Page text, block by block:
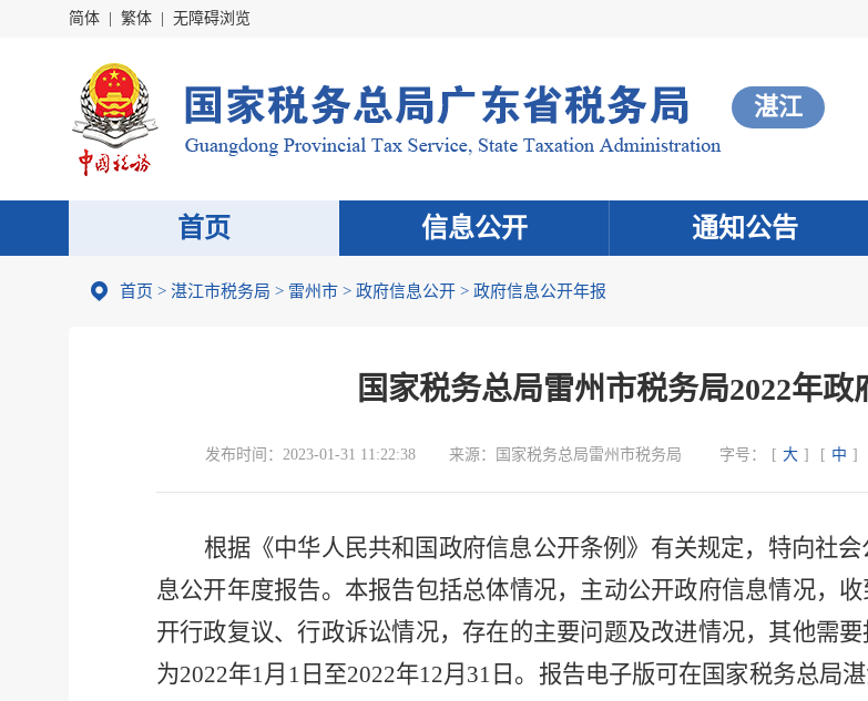
简体 繁体 无障碍浏览
湛江
首页 信息公开 通知公告
首页 > 湛江市税务局 > 雷州市 > 政府信息公开 > 政府信息公开年报
国家税务总局雷州市税务局2022年
发布时间： 2023-01-31 11:22:38 来源： 国家税务总局雷州市税务局 字号： [ 大 ] [ 中 ]
根据《中华人民共和国政府信息公开条例》有关规定，特向社会
息公开年度报告。 本报告包括总体情况，主动公开政府信息情况，
开行政复议、行政诉讼情况，存在的主要问题及改进情况，其他需
为2022年1月1日至2022年12月31日。 报告电子版可在国家税务总局